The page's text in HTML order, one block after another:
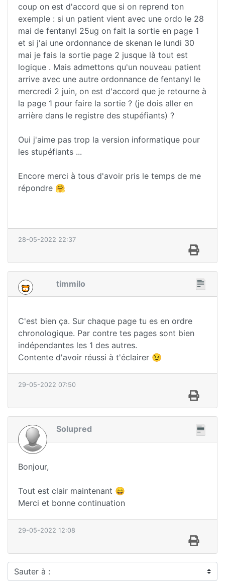
coup on est d'accord que si on reprend ton
exemple : si un patient vient avec une ordo le 28
mai de fentanyl 25ug on fait la sortie en page 1
et si j'ai une ordonnance de skenan le lundi 30
mai je fais la sortie page 2 jusque là tout est
logique . Mais admettons qu'un nouveau patient
arrive avec une autre ordonnance de fentanyl le
mercredi 2 juin, on est d'accord que je retourne à
la page 1 pour faire la sortie ? (je dois aller en
arrière dans le registre des stupéfiants) ?
Oui j'aime pas trop la version informatique pour
les stupéfiants ...
Encore merci à tous d'avoir pris le temps de me
répondre 🤗
28-05-2022 22:37
timmilo
C'est bien ça. Sur chaque page tu es en ordre
chronologique. Par contre tes pages sont bien
indépendantes les 1 des autres.
Contente d'avoir réussi à t'éclairer 😉
29-05-2022 07:50
Solupred
Bonjour,
Tout est clair maintenant 😄
Merci et bonne continuation
29-05-2022 12:08
Sauter à :